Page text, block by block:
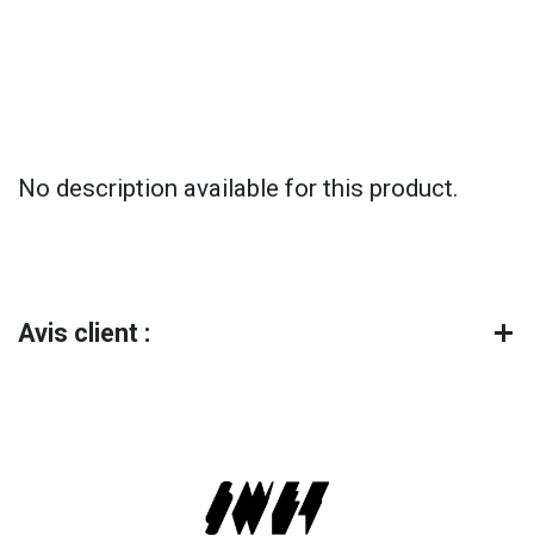
No description available for this product.
Avis client :